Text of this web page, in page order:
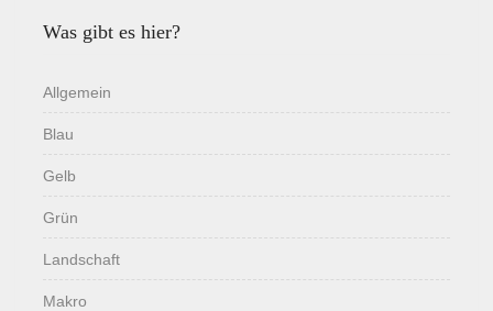
Was gibt es hier?
Allgemein
Blau
Gelb
Grün
Landschaft
Makro